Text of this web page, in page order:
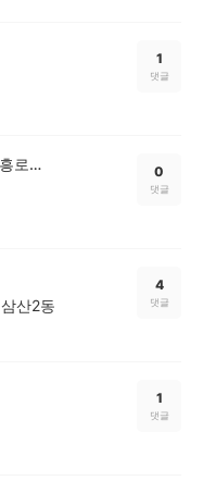
1
댓글
부평시장역에서 주안장로교회 까지, 부흥로 따라 걷기좋은 산책 0
댓글
삼산2동
4
댓글
1
댓글